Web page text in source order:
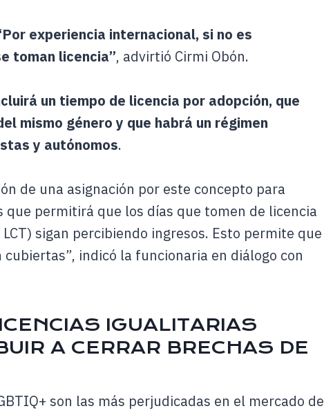
experiencia internacional, si no es
toman licencia”, advirtió Cirmi Obón.
un tiempo de licencia por adopción, que
mismo género y que habrá un régimen
y autónomos.
de una asignación por este concepto para
permitirá que los días que tomen de licencia
sigan percibiendo ingresos. Esto permite que
indicó la funcionaria en diálogo con
IGUALITARIAS
A CERRAR BRECHAS DE
son las más perjudicadas en el mercado de